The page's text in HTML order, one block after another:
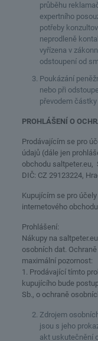
průběhu
expertního
potřeby
neprodleně
vyřízena v
odstoupení od
Poukázání
nebo při
převodem
PROHLÁŠENÍ O
Prodávajícím se pro
údajů (dále jen
obchodu saltpeter.eu,
DIČ: CZ 29123224,
Kupujícím se pro
internetového
Prohlášení:
Nákupy na
osobních dat.
maximální pozornost:
1. Prodávající tímto
kupujícího bude
Sb., o ochraně
Zdrojem
jsou s jeho
akt uskutečnění